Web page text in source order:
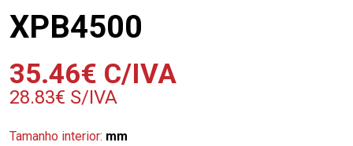
XPB4500
35.46€ C/IVA
28.83€ S/IVA
Tamanho interior: mm